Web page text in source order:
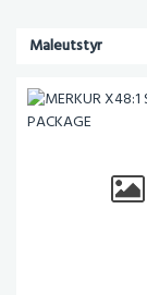
Maleutstyr